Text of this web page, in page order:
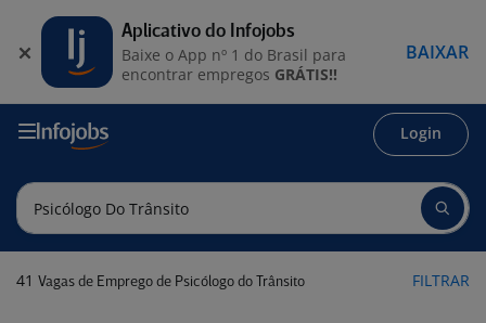
Login
41 Vagas de Emprego de Psicólogo do Trânsito FILTRAR
Aplicativo do Infojobs
Baixe o App nº 1 do Brasil para
encontrar empregos GRÁTIS!!
BAIXAR